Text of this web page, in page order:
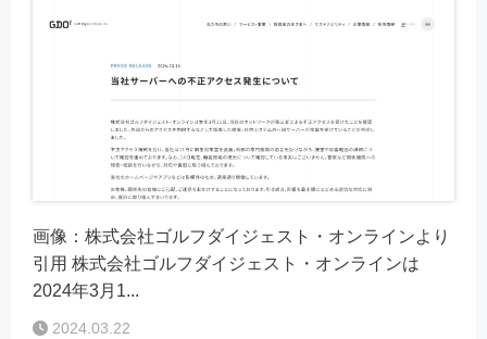
画像：株式会社ゴルフダイジェスト・オンラインより
引用 株式会社ゴルフダイジェスト・オンラインは
2024年3月1...
2024.03.22